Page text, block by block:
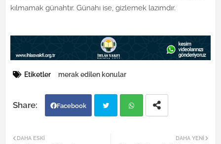
kılmamak günahtır. Günahı ise, gizlemek lazımdır.
Etiketler merak edilen konular
Facebook
DAHA YENI
DAHA ESKI